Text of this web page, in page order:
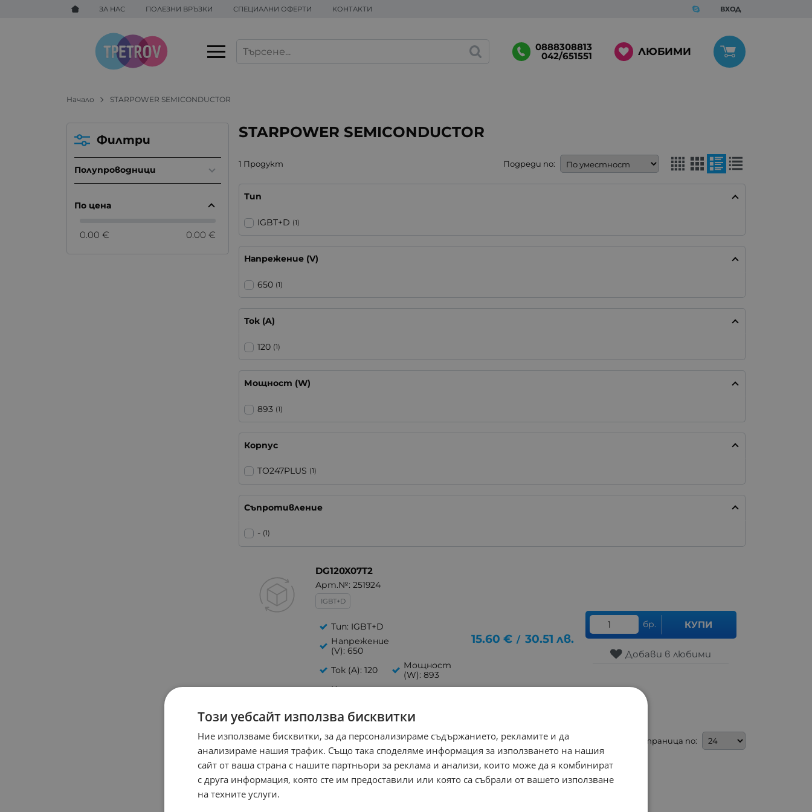
ЗА НАС ПОЛЕЗНИ ВРЪЗКИ СПЕЦИАЛНИ ОФЕРТИ КОНТАКТИ ВХОД
0888308813
042/651551 ЛЮБИМИ
Начало STARPOWER SEMICONDUCTOR
STARPOWER SEMICONDUCTOR
1 Продукт Подреди по:
Тип
IGBT+D (1)
Напрежение (V)
650 (1)
Ток (A)
120 (1)
Мощност (W)
893 (1)
Корпус
TO247PLUS (1)
Съпротивление
- (1)
DG120X07T2
Арт.№: 251924
IGBT+D
Тип: IGBT+D
Напрежение
(V): 650
Ток (A): 120
Мощност
(W): 893
Корпус:
15.60 € / 30.51 лв.
бр. КУПИ
Добави в любими
На страница по:
Филтри
Полупроводници
По цена
0.00 € 0.00 €
Този уебсайт използва бисквитки
Ние използваме бисквитки, за да персонализираме съдържанието, рекламите и да
анализираме нашия трафик. Също така споделяме информация за използването на нашия
сайт от ваша страна с нашите партньори за реклама и анализи, които може да я комбинират
с друга информация, която сте им предоставили или която са събрали от вашето използване
на техните услуги.